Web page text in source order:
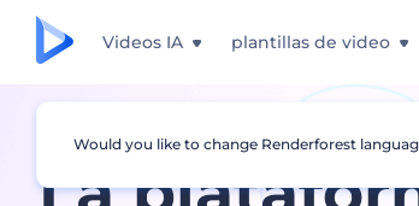
Videos IA plantillas de video
Would you like to change Renderforest